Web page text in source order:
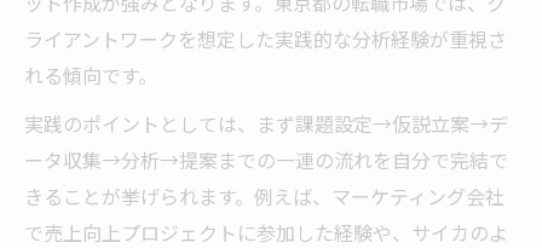
ライアントワークを想定した実践的な分析経験が重視さ
れる傾向です。
実践のポイントとしては、まず課題設定→仮説立案→デ
ータ収集→分析→提案までの一連の流れを自分で完結で
きることが挙げられます。例えば、マーケティング会社
で売上向上プロジェクトに参加した経験や、サイカのよ